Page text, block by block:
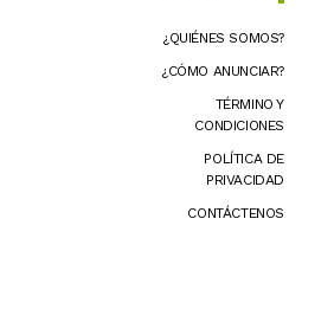
¿QUIÉNES SOMOS?
¿CÓMO ANUNCIAR?
TÉRMINO Y
CONDICIONES
POLÍTICA DE
PRIVACIDAD
CONTÁCTENOS